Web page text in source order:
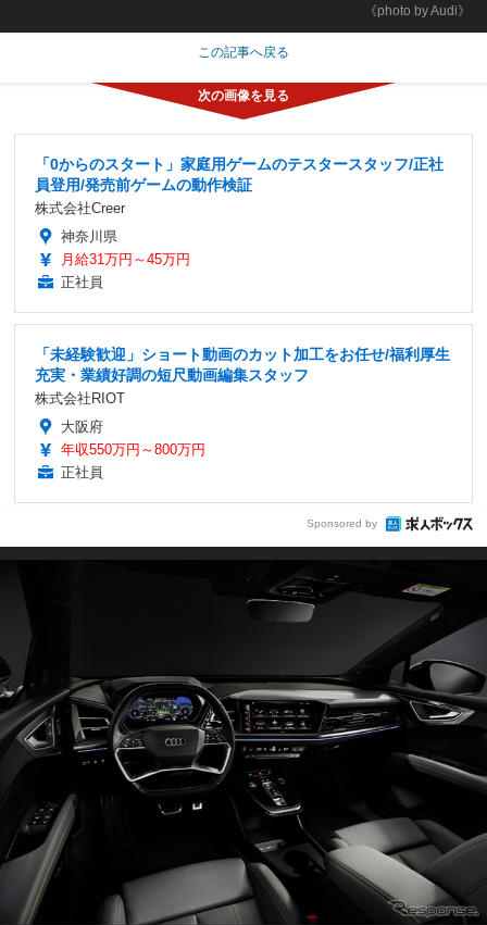
《photo by Audi》
この記事へ戻る
「0からのスタート」家庭用ゲームのテスタースタッフ/正社
員登用/発売前ゲームの動作検証
株式会社Creer
神奈川県
月給31万円～45万円
正社員
「未経験歓迎」ショート動画のカット加工をお任せ/福利厚生
充実・業績好調の短尺動画編集スタッフ
株式会社RIOT
大阪府
年収550万円～800万円
正社員
Sponsored by